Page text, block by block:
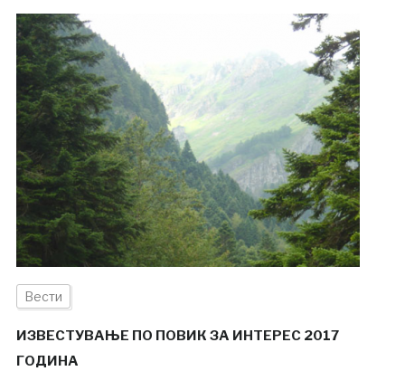
Вести
ИЗВЕСТУВАЊЕ ПО ПОВИК ЗА ИНТЕРЕС 2017
ГОДИНА